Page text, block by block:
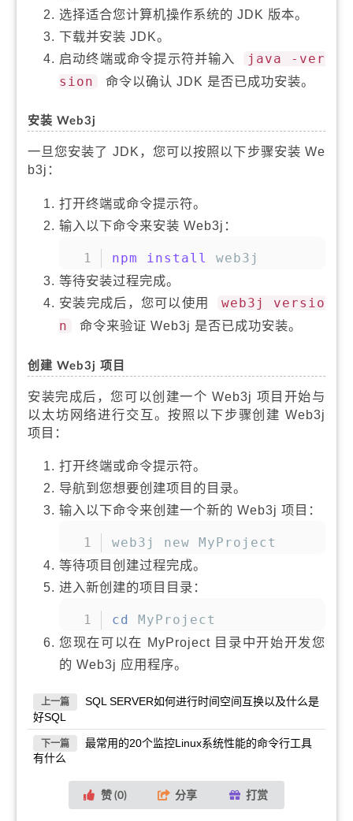
选择适合您计算机操作系统的 JDK 版本。
下载并安装 JDK。
启动终端或命令提示符并输入
java -ver
sion
命令以确认 JDK 是否已成功安装。
安装 Web3j
一旦您安装了 JDK，您可以按照以下步骤安装 We
b3j：
打开终端或命令提示符。
输入以下命令来安装 Web3j：
npm install web3j
等待安装过程完成。
安装完成后，您可以使用
web3j versio
n
命令来验证 Web3j 是否已成功安装。
创建 Web3j 项目
安装完成后，您可以创建一个 Web3j 项目开始与
以太坊网络进行交互。按照以下步骤创建 Web3j
项目：
打开终端或命令提示符。
导航到您想要创建项目的目录。
输入以下命令来创建一个新的 Web3j 项目：
web3j new MyProject
等待项目创建过程完成。
进入新创建的项目目录：
cd MyProject
您现在可以在 MyProject 目录中开始开发您
的 Web3j 应用程序。
上一篇
SQL SERVER如何进行时间空间互换以及什么是
好SQL
下一篇
最常用的20个监控Linux系统性能的命令行工具
有什么
赞 (0) 分享 打赏